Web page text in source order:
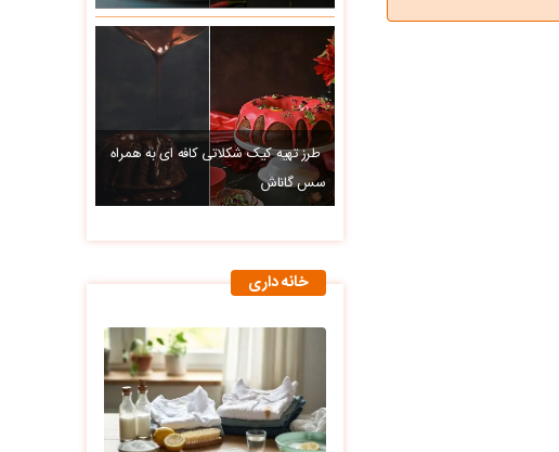
طرز تهیه کیک شکلاتی کافه ای به همراه
سس گاناش
خانه داری